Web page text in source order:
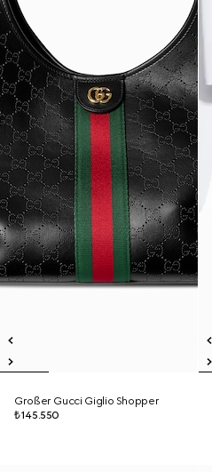
Großer Gucci Giglio Shopper
₺145.550